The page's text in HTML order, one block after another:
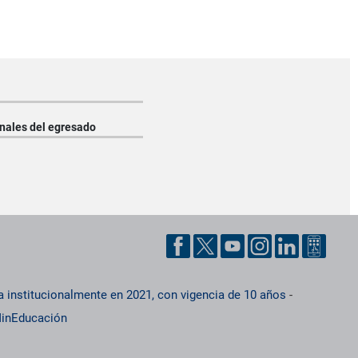
del egresado
institucionalmente en 2021, con vigencia de 10 años -